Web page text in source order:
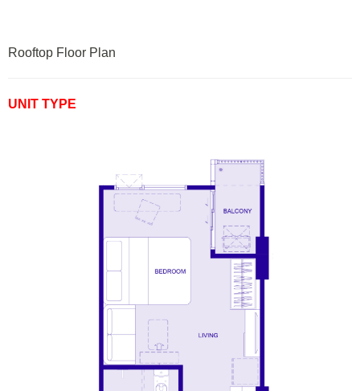
Rooftop Floor Plan
UNIT TYPE